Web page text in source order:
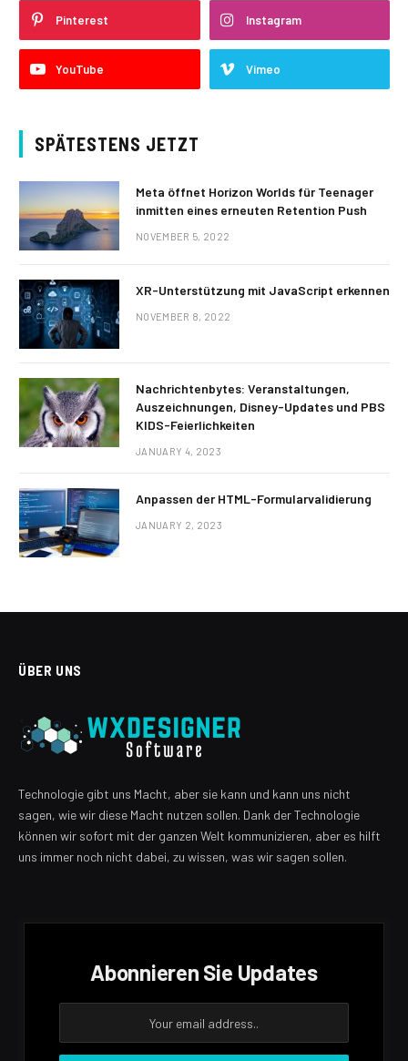
Pinterest Instagram
YouTube Vimeo
SPÄTESTENS JETZT
Meta öffnet Horizon Worlds für Teenager
inmitten eines erneuten Retention Push
NOVEMBER 5, 2022
XR-Unterstützung mit JavaScript erkennen
NOVEMBER 8, 2022
Nachrichtenbytes: Veranstaltungen,
Auszeichnungen, Disney-Updates und PBS
KIDS-Feierlichkeiten
JANUARY 4, 2023
Anpassen der HTML-Formularvalidierung
JANUARY 2, 2023
ÜBER UNS
Technologie gibt uns Macht, aber sie kann und kann uns nicht
sagen, wie wir diese Macht nutzen sollen. Dank der Technologie
können wir sofort mit der ganzen Welt kommunizieren, aber es hilft
uns immer noch nicht dabei, zu wissen, was wir sagen sollen.
Abonnieren Sie Updates